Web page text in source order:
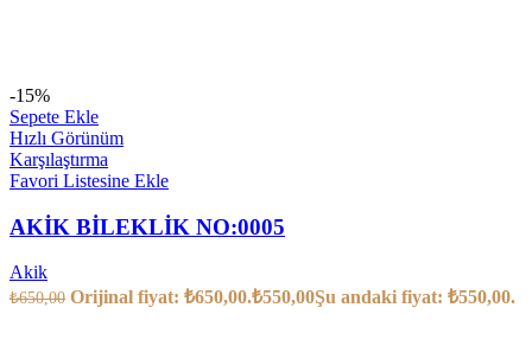
-15%
Sepete Ekle
Hızlı Görünüm
Karşılaştırma
Favori Listesine Ekle
AKİK BİLEKLİK NO:0005
Akik
₺650,00 Orijinal fiyat: ₺650,00.₺550,00Şu andaki fiyat: ₺550,00.